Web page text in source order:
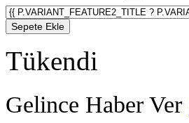
Sepete Ekle
Tükendi
Gelince Haber Ver